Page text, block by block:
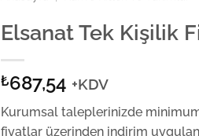
Elsanat Tek Kişilik
₺687,54 +KDV
Kurumsal taleplerinizde
fiyatlar üzerinden indirim